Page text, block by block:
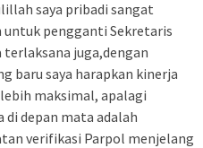
saya pribadi sangat
untuk pengganti Sekretaris
terlaksana juga,dengan
baru saya harapkan kinerja
maksimal, apalagi
di depan mata adalah
verifikasi Parpol menjelang